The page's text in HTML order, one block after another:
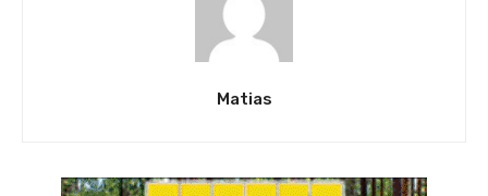
Matias